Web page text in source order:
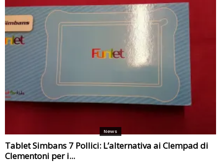
News
Tablet Simbans 7 Pollici: L’alternativa ai Clempad di
Clementoni per i...